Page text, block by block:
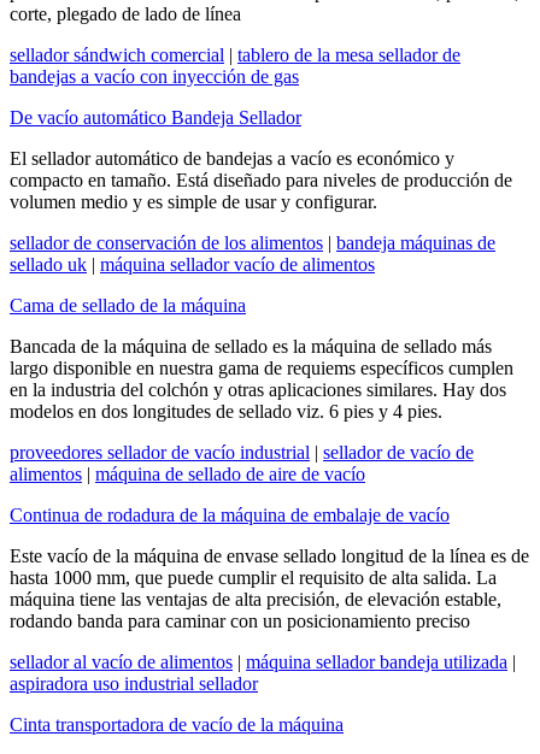
corte, plegado de lado de línea
sellador sándwich comercial | tablero de la mesa sellador de
bandejas a vacío con inyección de gas
De vacío automático Bandeja Sellador
El sellador automático de bandejas a vacío es económico y
compacto en tamaño. Está diseñado para niveles de producción de
volumen medio y es simple de usar y configurar.
sellador de conservación de los alimentos | bandeja máquinas de
sellado uk | máquina sellador vacío de alimentos
Cama de sellado de la máquina
Bancada de la máquina de sellado es la máquina de sellado más
largo disponible en nuestra gama de requiems específicos cumplen
en la industria del colchón y otras aplicaciones similares. Hay dos
modelos en dos longitudes de sellado viz. 6 pies y 4 pies.
proveedores sellador de vacío industrial | sellador de vacío de
alimentos | máquina de sellado de aire de vacío
Continua de rodadura de la máquina de embalaje de vacío
Este vacío de la máquina de envase sellado longitud de la línea es de
hasta 1000 mm, que puede cumplir el requisito de alta salida. La
máquina tiene las ventajas de alta precisión, de elevación estable,
rodando banda para caminar con un posicionamiento preciso
sellador al vacío de alimentos | máquina sellador bandeja utilizada |
aspiradora uso industrial sellador
Cinta transportadora de vacío de la máquina